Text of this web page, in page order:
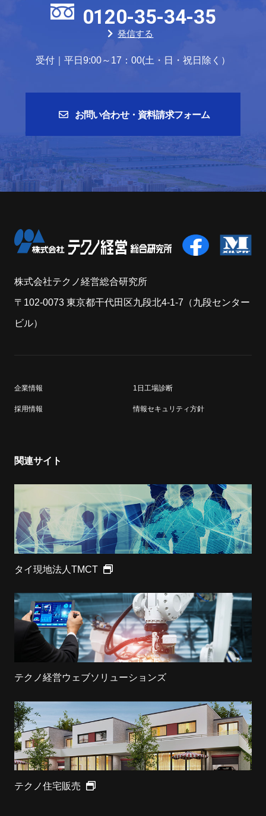
0120-35-34-35
発信する
受付｜平日9:00～17：00(土・日・祝日除く）
お問い合わせ・資料請求フォーム
株式会社テクノ経営総合研究所
〒102-0073 東京都干代田区九段北4-1-7（九段センター
ビル）
企業情報 1日工場診断
採用情報 情報セキュリティ方針
関連サイト
タイ現地法人TMCT
テクノ経営ウェブソリューションズ
テクノ住宅販売